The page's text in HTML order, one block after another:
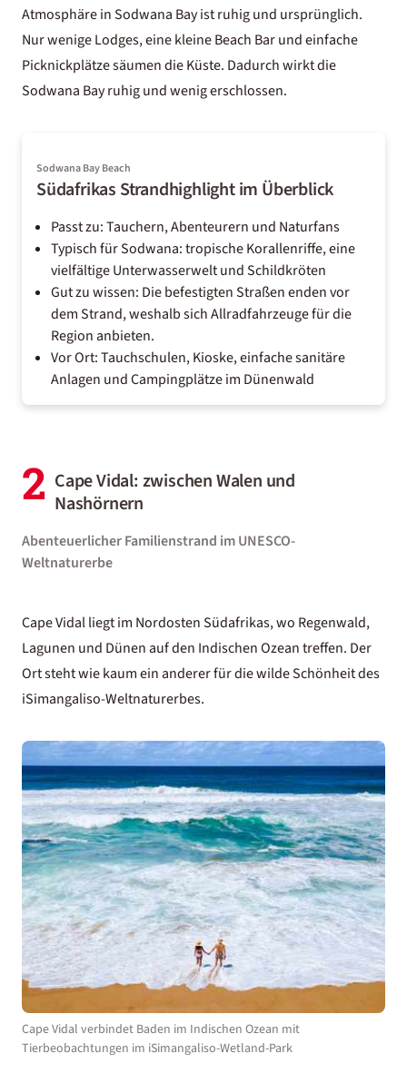
Atmosphäre in Sodwana Bay ist ruhig und ursprünglich.
Nur wenige Lodges, eine kleine Beach Bar und einfache
Picknickplätze säumen die Küste. Dadurch wirkt die
Sodwana Bay ruhig und wenig erschlossen.
Sodwana Bay Beach
Südafrikas Strandhighlight im Überblick
Passt zu: Tauchern, Abenteurern und Naturfans
Typisch für Sodwana: tropische Korallenriffe, eine
vielfältige Unterwasserwelt und Schildkröten
Gut zu wissen: Die befestigten Straßen enden vor
dem Strand, weshalb sich Allradfahrzeuge für die
Region anbieten.
Vor Ort: Tauchschulen, Kioske, einfache sanitäre
Anlagen und Campingplätze im Dünenwald
2 Cape Vidal: zwischen Walen und
Nashörnern
Abenteuerlicher Familienstrand im UNESCO-
Weltnaturerbe
Cape Vidal liegt im Nordosten Südafrikas, wo Regenwald,
Lagunen und Dünen auf den Indischen Ozean treffen. Der
Ort steht wie kaum ein anderer für die wilde Schönheit des
iSimangaliso-Weltnaturerbes.
Cape Vidal verbindet Baden im Indischen Ozean mit
Tierbeobachtungen im iSimangaliso-Wetland-Park